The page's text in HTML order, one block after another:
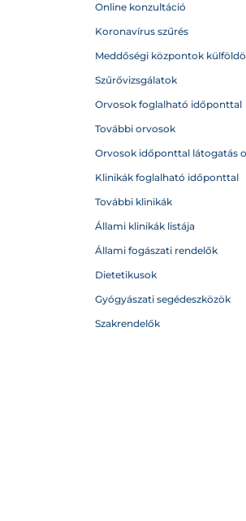
Online konzultáció
Koronavírus szűrés
Meddőségi központok
Szűrővizsgálatok
Orvosok foglalható időponttal
További orvosok
Orvosok időponttal látogatás
Klinikák foglalható időponttal
További klinikák
Állami klinikák listája
Állami fogászati rendelők
Dietetikusok
Gyógyászati segédeszközök
Szakrendelők